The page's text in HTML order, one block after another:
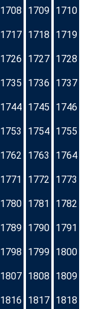
1708 1709 1710
1717 1718 1719
1726 1727 1728
1735 1736 1737
1744 1745 1746
1753 1754 1755
1762 1763 1764
1771 1772 1773
1780 1781 1782
1789 1790 1791
1798 1799 1800
1807 1808 1809
1816 1817 1818